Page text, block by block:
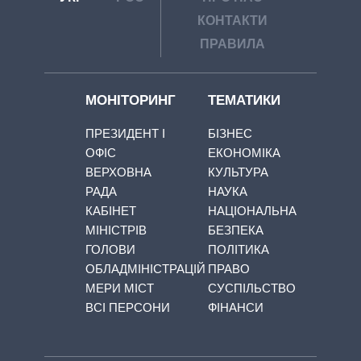
КОНТАКТИ
ПРАВИЛА
МОНІТОРИНГ
ПРЕЗИДЕНТ І
ОФІС
ВЕРХОВНА
РАДА
КАБІНЕТ
МІНІСТРІВ
ГОЛОВИ
ОБЛАДМІНІСТРАЦІЙ
МЕРИ МІСТ
ВСІ ПЕРСОНИ
ТЕМАТИКИ
БІЗНЕС
ЕКОНОМІКА
КУЛЬТУРА
НАУКА
НАЦІОНАЛЬНА
БЕЗПЕКА
ПОЛІТИКА
ПРАВО
СУСПІЛЬСТВО
ФІНАНСИ